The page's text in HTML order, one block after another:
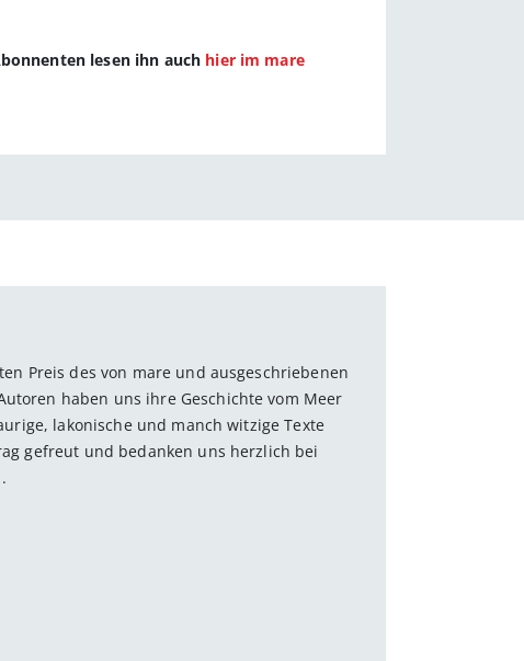
lesen ihn auch hier im mare
Preis des von mare und ausgeschriebenen
haben uns ihre Geschichte vom Meer
lakonische und manch witzige Texte
gefreut und bedanken uns herzlich bei